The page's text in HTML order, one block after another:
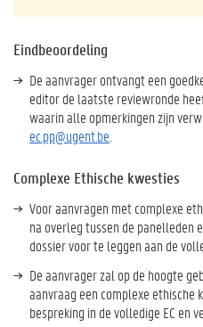
Eindbeoordeling
De aanvrager ontvangt een
editor de laatste reviewronde
waarin alle opmerkingen zijn
ec.pp@ugent.be
Complexe Ethische kwesties
Voor aanvragen met complexe
na overleg tussen de panelleden
dossier voor te leggen aan de
De aanvrager zal op de hoogte
aanvraag een complexe
bespreking in de volledige EC en